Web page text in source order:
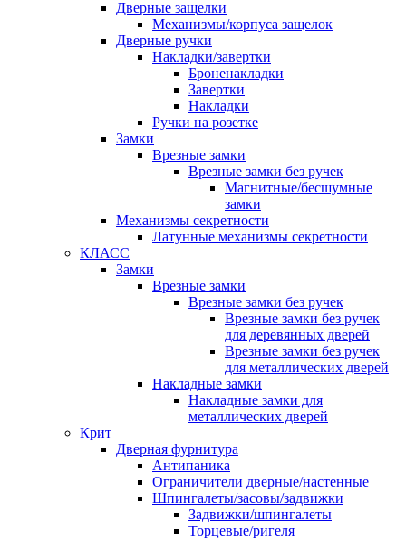
Дверные защелки
Механизмы/корпуса защелок
Дверные ручки
Накладки/завертки
Броненакладки
Завертки
Накладки
Ручки на розетке
Замки
Врезные замки
Врезные замки без ручек
Магнитные/бесшумные
замки
Механизмы секретности
Латунные механизмы секретности
КЛАСС
Замки
Врезные замки
Врезные замки без ручек
Врезные замки без ручек
для деревянных дверей
Врезные замки без ручек
для металлических дверей
Накладные замки
Накладные замки для
металлических дверей
Крит
Дверная фурнитура
Антипаника
Ограничители дверные/настенные
Шпингалеты/засовы/задвижки
Задвижки/шпингалеты
Торцевые/ригеля